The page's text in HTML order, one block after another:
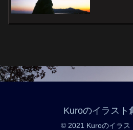
Kuroのイラスト
© 2021 Kuroのイラス